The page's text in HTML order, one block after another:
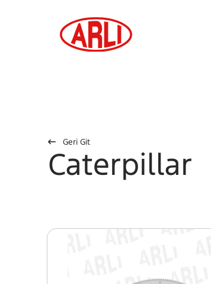
Geri Git
Caterpillar